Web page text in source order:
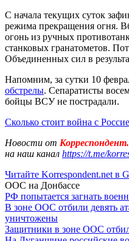
С начала текущих суток
режима прекращения огня.
огонь из ручных
станковых гранатометов.
Объединенных сил в
Напомним, за сутки 10
обстрелы. Сепаратисты
бойцы ВСУ не пострадали.
Сколько стоит война с
Новости от
на наш канал https://t.me/
Читайте Korrespondent.net в
ООС на Донбассе
РФ попытается загнать
В зоне ООС отбили девять
уничтожены
Защитники в зоне ООС